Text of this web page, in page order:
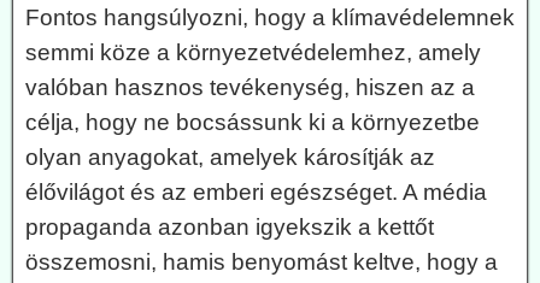
Fontos hangsúlyozni, hogy a klímavédelemnek
semmi köze a környezetvédelemhez, amely
valóban hasznos tevékenység, hiszen az a
célja, hogy ne bocsássunk ki a környezetbe
olyan anyagokat, amelyek károsítják az
élővilágot és az emberi egészséget. A média
propaganda azonban igyekszik a kettőt
összemosni, hamis benyomást keltve, hogy a